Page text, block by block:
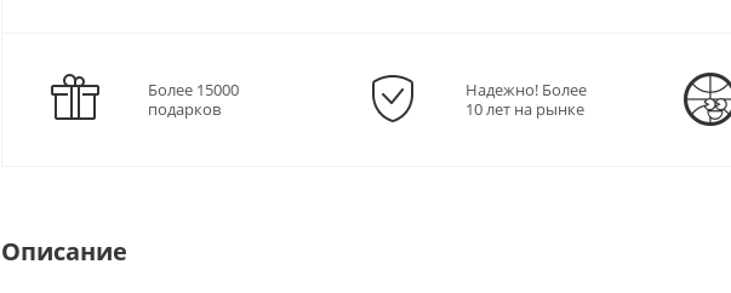
Более 15000
подарков
Надежно! Более
10 лет на рынке
Описание